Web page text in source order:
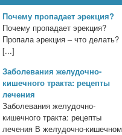
Почему пропадает эрекция?
Почему пропадает эрекция?
Пропала эрекция – что делать?
[...]
Заболевания желудочно-
кишечного тракта: рецепты
лечения
Заболевания желудочно-
кишечного тракта: рецепты
лечения В желудочно-кишечном